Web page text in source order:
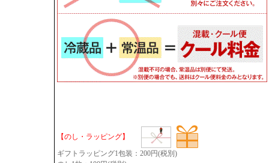
【のし・ラッピング】
ギフトラッピング1包装：200円(税別)